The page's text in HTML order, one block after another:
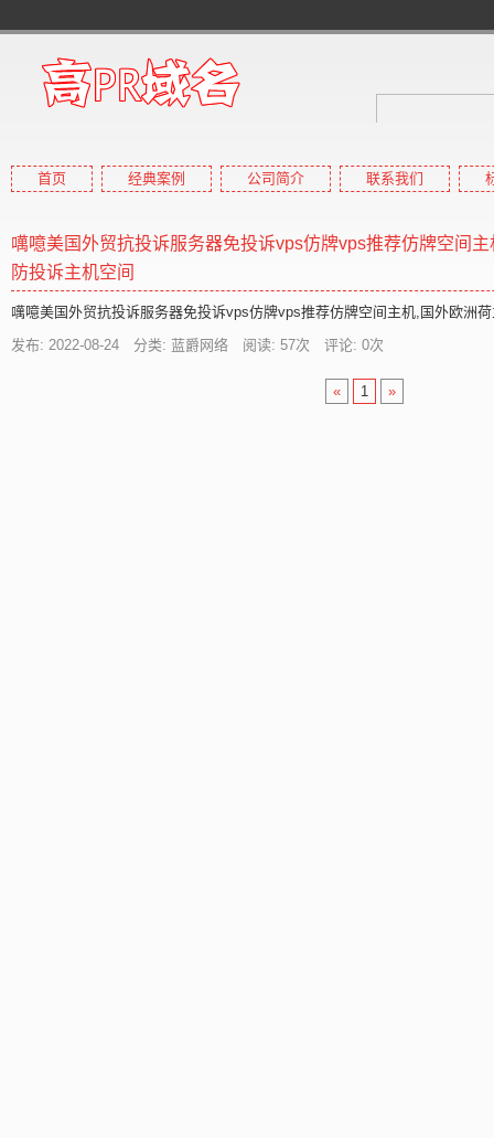
高权重域名,高外链域名,高
首页 经典案例 公司简介 联系我们
噧噫美国外贸抗投诉服务器免投诉vps仿牌vps推荐仿牌空间
防投诉主机空间
噧噫美国外贸抗投诉服务器免投诉vps仿牌vps推荐仿牌空间主机,国外欧洲
发布: 2022-08-24 分类: 蓝爵网络 阅读: 57次 评论: 0次
« 1 »